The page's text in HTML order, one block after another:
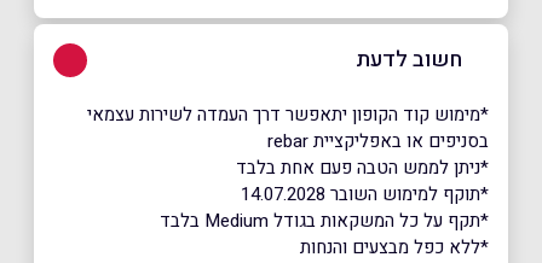
חשוב לדעת
*מימוש קוד הקופון יתאפשר דרך העמדה לשירות עצמאי
בסניפים או באפליקציית rebar
*ניתן לממש הטבה פעם אחת בלבד
*תוקף למימוש השובר 14.07.2028
*תקף על כל המשקאות בגודל Medium בלבד
*ללא כפל מבצעים והנחות